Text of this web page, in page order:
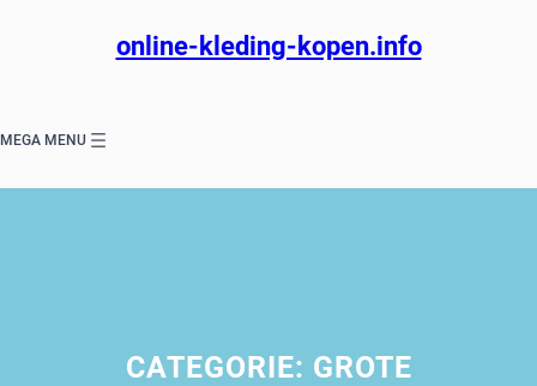
online-kleding-kopen.info
MEGA MENU
CATEGORIE: GROTE